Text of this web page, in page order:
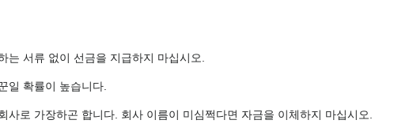
서류 없이 선금을 지급하지 마십시오.
일 확률이 높습니다.
로 가장하곤 합니다. 회사 이름이 미심쩍다면 자금을 이체하지 마십시오.